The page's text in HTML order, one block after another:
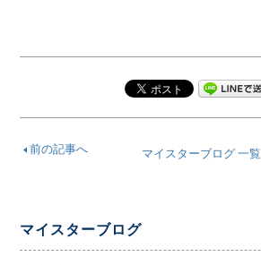
前の記事へ マイスターブログ 一覧
マイスターブログ